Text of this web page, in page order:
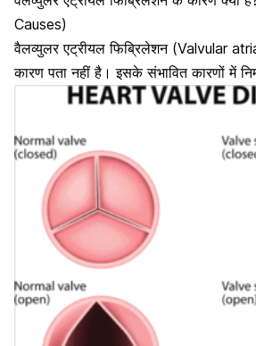
Causes)
वैलव्युलर एट्रीयल फिब्रिलेशन (Valvular
कारण पता नहीं है। इसके संभावित कारणों में